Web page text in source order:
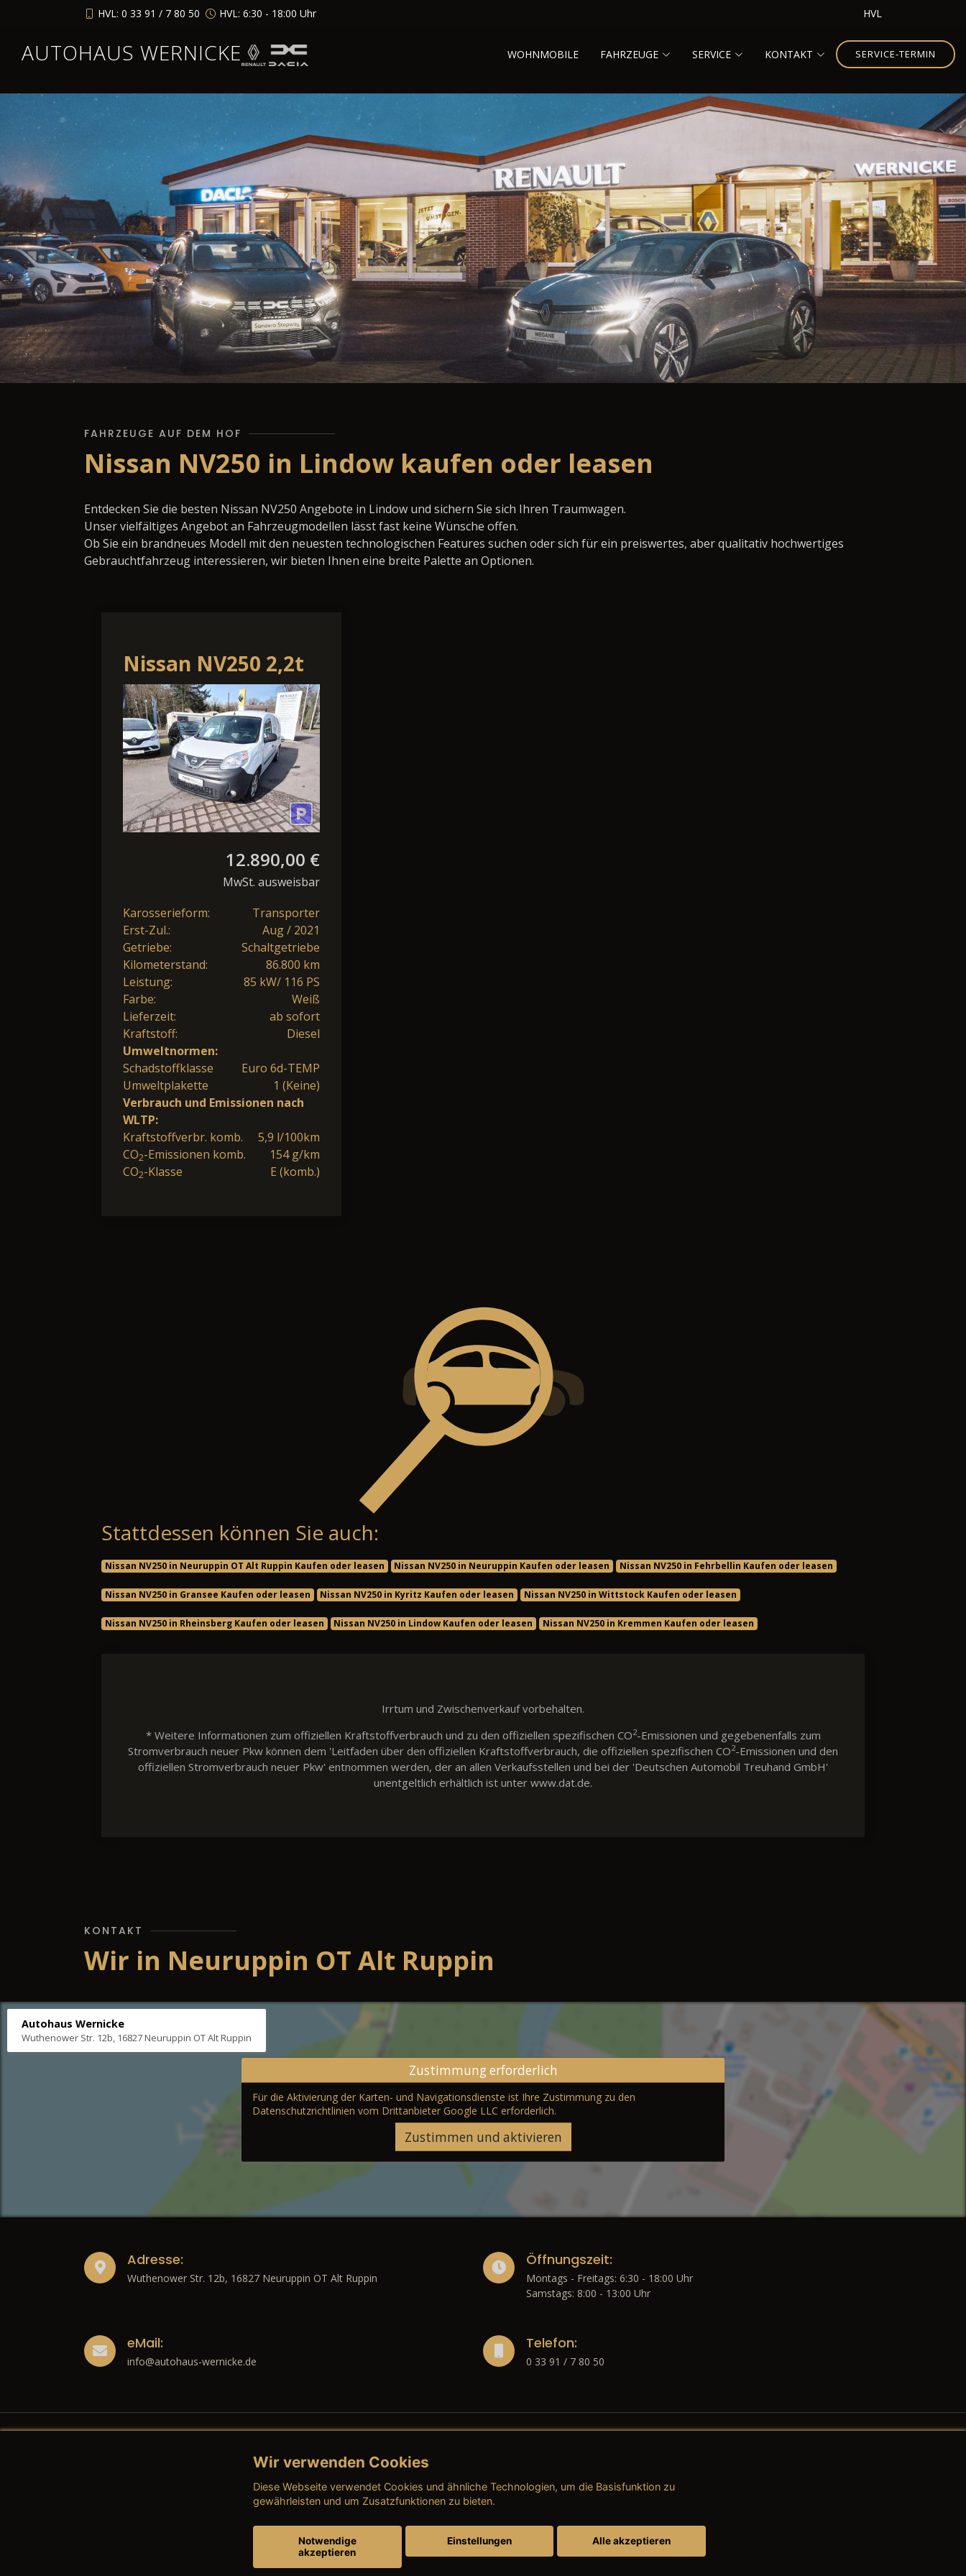
HVL: 0 33 91 / 7 80 50 HVL: 6:30 - 18:00 Uhr HVL
AUTOHAUS WERNICKE WOHNMOBILE FAHRZEUGE SERVICE KONTAKT SERVICE-TERMIN
FAHRZEUGE AUF DEM HOF
Nissan NV250 in Lindow kaufen oder leasen
Entdecken Sie die besten Nissan NV250 Angebote in Lindow und sichern Sie sich Ihren Traumwagen.
Unser vielfältiges Angebot an Fahrzeugmodellen lässt fast keine Wünsche offen.
Ob Sie ein brandneues Modell mit den neuesten technologischen Features suchen oder sich für ein preiswertes, aber qualitativ hochwertiges
Gebrauchtfahrzeug interessieren, wir bieten Ihnen eine breite Palette an Optionen.
Nissan NV250 2,2t
dCi 115 DPF L2H1
Comfort
12.890,00 €
MwSt. ausweisbar
Karosserieform:
Transporter
Erst-Zul.:
Aug / 2021
Getriebe:
Schaltgetriebe
Kilometerstand:
86.800 km
Leistung:
85 kW/ 116 PS
Farbe:
Weiß
Lieferzeit:
ab sofort
Kraftstoff:
Diesel
Umweltnormen:
Schadstoffklasse
Euro 6d-TEMP
Umweltplakette
1 (Keine)
Verbrauch und Emissionen nach
WLTP:
Kraftstoffverbr. komb.
5,9 l/100km
CO2-Emissionen komb.
154 g/km
CO2-Klasse E (komb.)
Stattdessen können Sie auch:
Nissan NV250 in Neuruppin OT Alt Ruppin Kaufen oder leasen Nissan NV250 in Neuruppin Kaufen oder leasen Nissan NV250 in Fehrbellin Kaufen oder leasen
Nissan NV250 in Gransee Kaufen oder leasen Nissan NV250 in Kyritz Kaufen oder leasen Nissan NV250 in Wittstock Kaufen oder leasen
Nissan NV250 in Rheinsberg Kaufen oder leasen Nissan NV250 in Lindow Kaufen oder leasen Nissan NV250 in Kremmen Kaufen oder leasen
Irrtum und Zwischenverkauf vorbehalten.
* Weitere Informationen zum offiziellen Kraftstoffverbrauch und zu den offiziellen spezifischen CO2-Emissionen und gegebenenfalls zum
Stromverbrauch neuer Pkw können dem 'Leitfaden über den offiziellen Kraftstoffverbrauch, die offiziellen spezifischen CO2-Emissionen und den
offiziellen Stromverbrauch neuer Pkw' entnommen werden, der an allen Verkaufsstellen und bei der 'Deutschen Automobil Treuhand GmbH'
unentgeltlich erhältlich ist unter www.dat.de.
KONTAKT
Wir in Neuruppin OT Alt Ruppin
Autohaus Wernicke
Wuthenower Str. 12b, 16827 Neuruppin OT Alt Ruppin
Zustimmung erforderlich
Für die Aktivierung der Karten- und Navigationsdienste ist Ihre Zustimmung zu den
Datenschutzrichtlinien vom Drittanbieter Google LLC erforderlich.
Zustimmen und aktivieren
Adresse:
Wuthenower Str. 12b, 16827 Neuruppin OT Alt Ruppin
Öffnungszeit:
Montags - Freitags: 6:30 - 18:00 Uhr
Samstags: 8:00 - 13:00 Uhr
eMail:
info@autohaus-wernicke.de
Telefon:
0 33 91 / 7 80 50
Rechtliches
→ Impressum
→ AGB (Neuwagen)
→ AGB (Teile & Zubehör)
Wir verwenden Cookies
Diese Webseite verwendet Cookies und ähnliche Technologien, um die Basisfunktion zu
gewährleisten und um Zusatzfunktionen zu bieten.
Notwendige
akzeptieren
Einstellungen Alle akzeptieren